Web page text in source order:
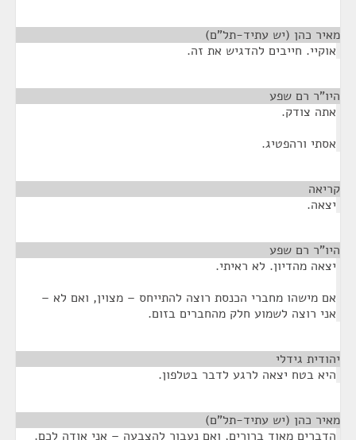
מאיר כהן (יש עתיד-תל"ם)
אוקיי. חייבים להדגיש את זה.
היו"ר רם שפע
אתה צודק.
אסתי ורהפטיג.
קריאה
יצאה.
היו"ר רם שפע
יצאה מהדיון. לא ראיתי.
אם מישהו מחברי הכנסת רוצה להתייחס – מצוין, ואם לא –
אני רוצה לשמוע חלק מהחברים בזום.
יהודית גידלי
היא בטח יצאה לרגע לדבר בטלפון.
מאיר כהן (יש עתיד-תל"ם)
הדברים מאוד ברורים, ואם נעבור להצבעה – אני אודה לכם.